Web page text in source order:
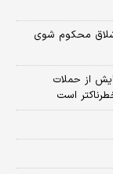
شلاق محکوم شوی
از حملات
است